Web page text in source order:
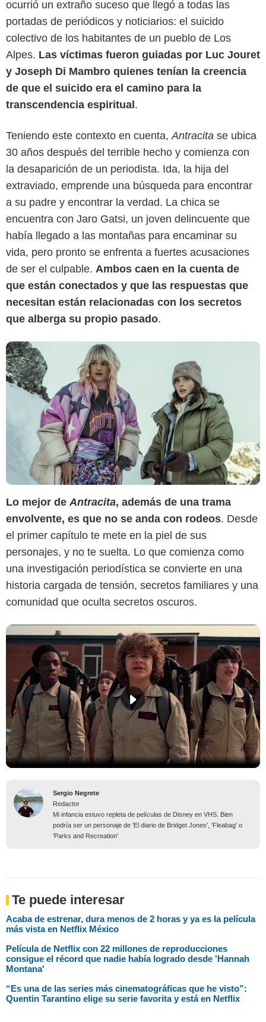
ocurrió un extraño suceso que llegó a todas las
portadas de periódicos y noticiarios: el suicido
colectivo de los habitantes de un pueblo de Los
Alpes. Las víctimas fueron guiadas por Luc Jouret
y Joseph Di Mambro quienes tenían la creencia
de que el suicido era el camino para la
transcendencia espiritual .
Teniendo este contexto en cuenta,Antracita se ubica
30 años después del terrible hecho y comienza con
la desaparición de un periodista. Ida, la hija del
extraviado, emprende una búsqueda para encontrar
a su padre y encontrar la verdad. La chica se
encuentra con Jaro Gatsi, un joven delincuente que
había llegado a las montañas para encaminar su
vida, pero pronto se enfrenta a fuertes acusaciones
de ser el culpable. Ambos caen en la cuenta de
que están conectados y que las respuestas que
necesitan están relacionadas con los secretos
que alberga su propio pasado.
Netflix
Lo mejor deAntracita, además de una trama
envolvente, es que no se anda con rodeos. Desde
el primer capítulo te mete en la piel de sus
personajes, y no te suelta. Lo que comienza como
una investigación periodística se convierte en una
historia cargada de tensión, secretos familiares y una
comunidad que oculta secretos oscuros.
Sergio Negrete
Redactor
Mi infancia estuvo repleta de películas de Disney en VHS. Bien
podría ser un personaje de 'El diario de Bridget Jones', 'Fleabag' o
'Parks and Recreation'
Te puede interesar
Acaba de estrenar, dura menos de 2 horas y ya es la película
más vista en Netflix México
Película de Netflix con 22 millones de reproducciones
consigue el récord que nadie había logrado desde 'Hannah
Montana'
“Es una de las series más cinematográficas que he visto”:
Quentin Tarantino elige su serie favorita y está en Netflix